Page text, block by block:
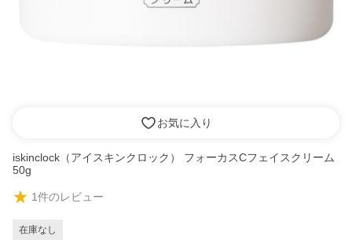
お気に入り
iskinclock（アイスキンクロック） フォーカスCフェイスクリーム
50g
1件のレビュー
在庫なし